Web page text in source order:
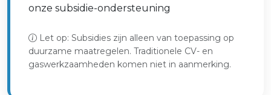
onze subsidie-ondersteuning
Let op: Subsidies zijn alleen van toepassing op
duurzame maatregelen. Traditionele CV- en
gaswerkzaamheden komen niet in aanmerking.